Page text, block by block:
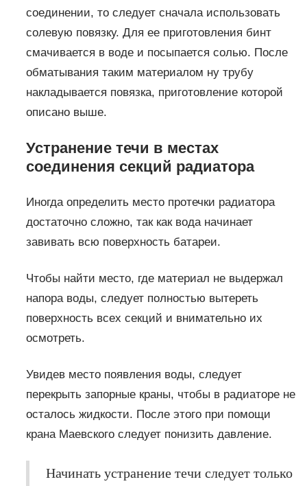
соединении, то следует сначала использовать
солевую повязку. Для ее приготовления бинт
смачивается в воде и посыпается солью. После
обматывания таким материалом ну трубу
накладывается повязка, приготовление которой
описано выше.
Устранение течи в местах
соединения секций радиатора
Иногда определить место протечки радиатора
достаточно сложно, так как вода начинает
завивать всю поверхность батареи.
Чтобы найти место, где материал не выдержал
напора воды, следует полностью вытереть
поверхность всех секций и внимательно их
осмотреть.
Увидев место появления воды, следует
перекрыть запорные краны, чтобы в радиаторе не
осталось жидкости. После этого при помощи
крана Маевского следует понизить давление.
Начинать устранение течи следует только